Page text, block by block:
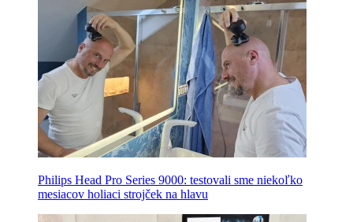
Philips Head Pro Series 9000: testovali sme niekoľko
mesiacov holiaci strojček na hlavu